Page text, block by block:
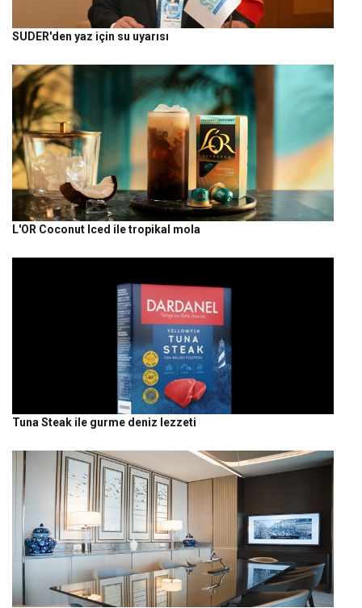
SUDER'den yaz için su uyarısı
L'OR Coconut Iced ile tropikal mola
Tuna Steak ile gurme deniz lezzeti